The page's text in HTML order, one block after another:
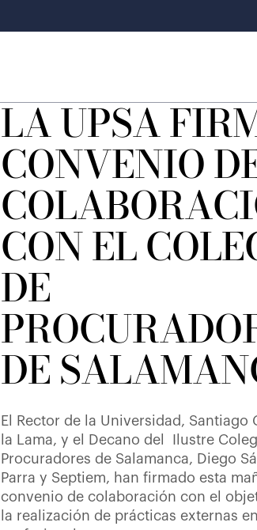
LA UPSA
CONVENIO
CON EL
DE
DE
El Rector de la Universidad, Santiago
la Lama, y el Decano del Ilustre
Procuradores de Salamanca, Diego
Parra y Septiem, han firmado esta
convenio de colaboración con el
la realización de prácticas externas